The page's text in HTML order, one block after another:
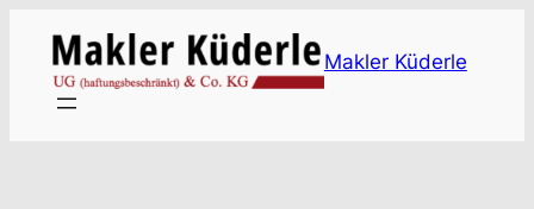
Inhalt
springen
Makler Küderle